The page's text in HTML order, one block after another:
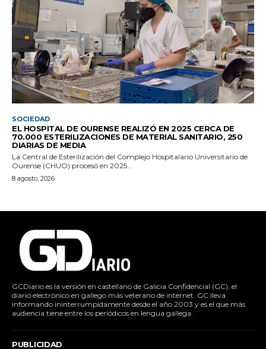
SOCIEDAD
EL HOSPITAL DE OURENSE REALIZÓ EN 2025 CERCA DE
70.000 ESTERILIZACIONES DE MATERIAL SANITARIO, 250
DIARIAS DE MEDIA
La Central de Esterilización del Complejo Hospitalario Universitario de
Ourense (CHUO) procesó en 2025...
8 agosto, 2026
GCDiario es la versión en castellano de Galicia Confidencial (GC), el
diario electrónico en gallego más veterano de internet. GC lleva
informando ininterrumpidamente desde el año 2003 y es el que más
audiencia tiene entre los periódicos en lengua gallega.
PUBLICIDAD